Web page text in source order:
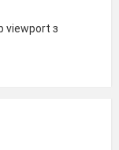
viewport з